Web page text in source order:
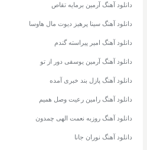
دانلود آهنگ آرمین برمایه تقاص
دانلود آهنگ سینا پرهیز دیوت مال هاوسا
دانلود آهنگ امیر پیراسته گندم
دانلود آهنگ آرمین یوسفی دور از تو
دانلود آهنگ پازل بند خبری آمده
دانلود آهنگ رامین رعیت وصل همیم
دانلود آهنگ روزبه نعمت الهی چمدون
دانلود آهنگ نوران جانا